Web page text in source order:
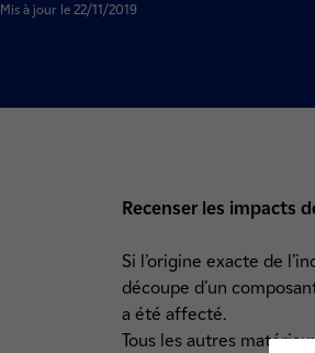
Mis à jour le 22/11/2019
Recenser les impacts
Si l’origine exacte de
découpe d’un
a été affecté.
Tous les autres